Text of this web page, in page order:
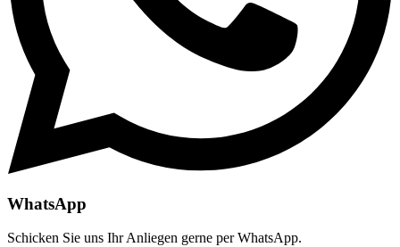
WhatsApp
Schicken Sie uns Ihr Anliegen gerne per WhatsApp.